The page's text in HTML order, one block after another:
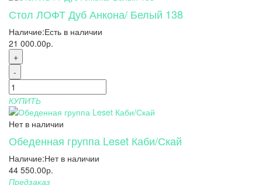
Стол ЛОФТ Дуб Анкона/ Белый 138
Наличие:Есть в наличии
21 000.00р.
+
-
КУПИТЬ
Нет в наличии
Обеденная группа Leset Каби/Скай
Наличие:Нет в наличии
44 550.00р.
Предзаказ